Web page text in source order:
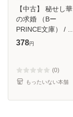
【中古】 秘せし華
の求婚 （Bー
PRINCE文庫） / 坂
井 朱生 / アスキー
料無料】
378円
(0)
もったいない本舗